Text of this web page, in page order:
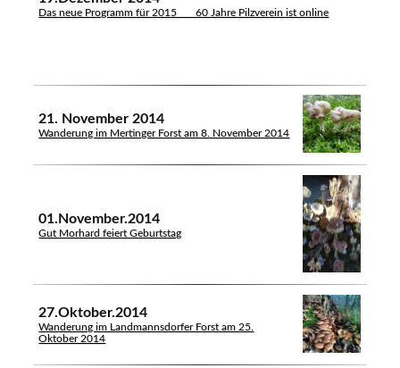
Das neue Programm für 2015 60 Jahre Pilzverein ist online
21. November 2014
Wanderung im Mertinger Forst am 8. November 2014
01.November.2014
Gut Morhard feiert Geburtstag
27.Oktober.2014
Wanderung im Landmannsdorfer Forst am 25.
Oktober 2014